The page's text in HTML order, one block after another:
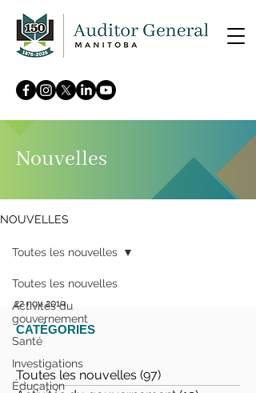
Nouvelles
NOUVELLES
Toutes les nouvelles
Activités du
gouvernement
Santé
Investigations
Éducation
Toutes les nouvelles
22 nov. 2019
Le vérificateur général
constate des insuffisances
CATÉGORIES
Toutes les nouvelles (97)